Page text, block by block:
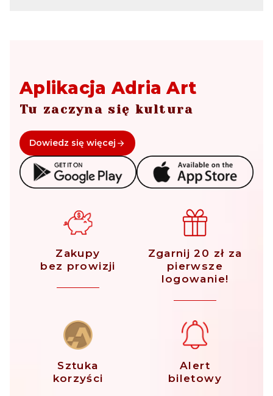
Aplikacja Adria Art
Tu zaczyna się kultura
Dowiedz się więcej
Zakupy
bez prowizji
Zgarnij 20 zł za
pierwsze
logowanie!
Sztuka
korzyści
Alert
biletowy